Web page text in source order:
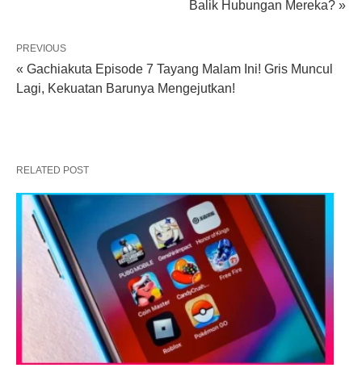
Balik Hubungan Mereka? »
PREVIOUS
« Gachiakuta Episode 7 Tayang Malam Ini! Gris Muncul
Lagi, Kekuatan Barunya Mengejutkan!
RELATED POST